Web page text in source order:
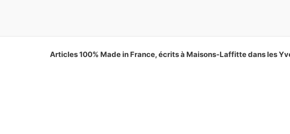
Articles 100% Made in France, écrits à Maisons-Laffitte dans les